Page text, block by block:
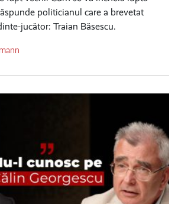
politicianul care a brevetat
jucător: Traian Băsescu.